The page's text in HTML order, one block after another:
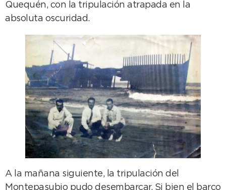
Quequén, con la tripulación atrapada en la
absoluta oscuridad.
A la mañana siguiente, la tripulación del
Montepasubio pudo desembarcar. Si bien el barco